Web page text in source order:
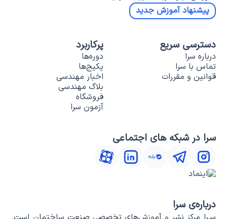
پیشنهاد آموزش جدید
دسترسی سریع
درباره سرا
تماس با سرا
قوانین و مقررات
پرکاربرد
دوره‌ها
پکیج‌ها
اخبار مهندسی
بلاگ مهندسی
فروشگاه
آزمون سرا
سرا در شبکه های اجتماعی
درباره‌ی سرا